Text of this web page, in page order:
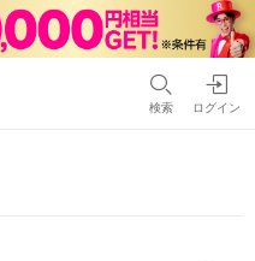
検索 ログイン